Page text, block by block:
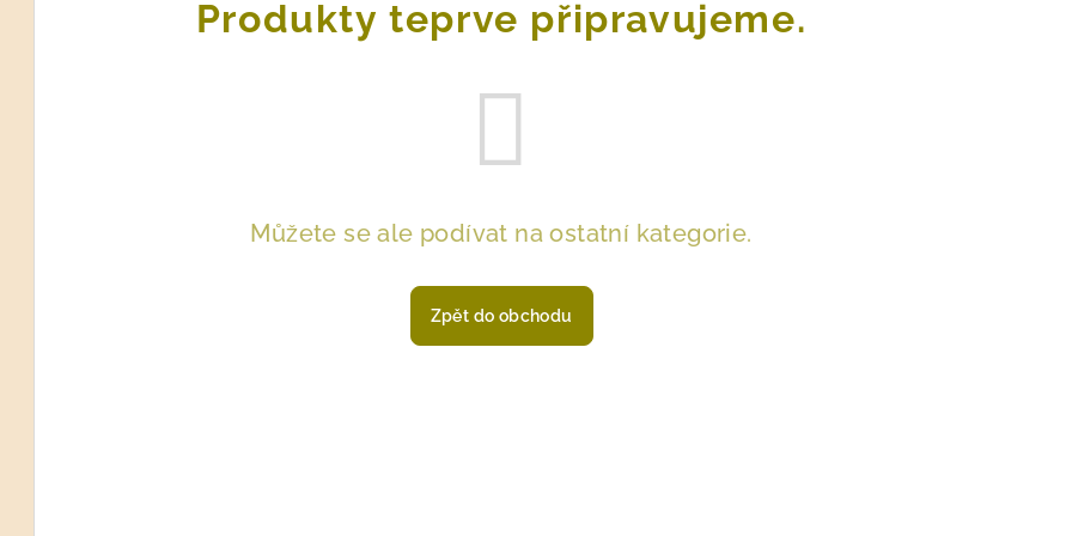
Produkty teprve připravujeme.
Můžete se ale podívat na ostatní kategorie.
Zpět do obchodu